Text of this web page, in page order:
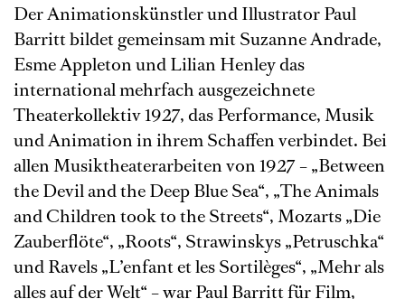
Der Animationskünstler und Illustrator Paul
Barritt bildet gemeinsam mit Suzanne Andrade,
Esme Appleton und Lilian Henley das
international mehrfach ausgezeichnete
Theaterkollektiv 1927, das Performance, Musik
und Animation in ihrem Schaffen verbindet. Bei
allen Musiktheaterarbeiten von 1927 – „Between
the Devil and the Deep Blue Sea“, „The Animals
and Children took to the Streets“, Mozarts „Die
Zauberflöte“, „Roots“, Strawinskys „Petruschka“
und Ravels „L’enfant et les Sortilèges“, „Mehr als
alles auf der Welt“ – war Paul Barritt für Film,